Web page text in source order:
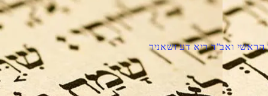
ואב''ד ריא דע זשאניר